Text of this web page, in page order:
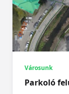
Városunk
Parkoló